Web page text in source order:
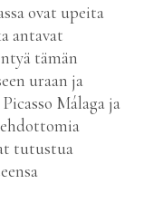
ovat upeita
antavat
tämän
uraan ja
Málaga ja
ehdottomia
tutustua